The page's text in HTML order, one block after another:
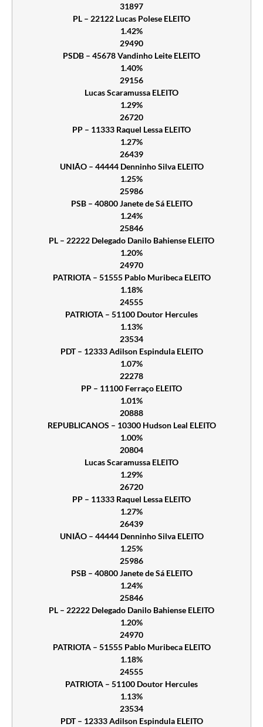
31897
PL – 22122 Lucas Polese ELEITO
1.42%
29490
PSDB – 45678 Vandinho Leite ELEITO
1.40%
29156
Lucas Scaramussa ELEITO
1.29%
26720
PP – 11333 Raquel Lessa ELEITO
1.27%
26439
UNIÃO – 44444 Denninho Silva ELEITO
1.25%
25986
PSB – 40800 Janete de Sá ELEITO
1.24%
25846
PL – 22222 Delegado Danilo Bahiense ELEITO
1.20%
24970
PATRIOTA – 51555 Pablo Muribeca ELEITO
1.18%
24555
PATRIOTA – 51100 Doutor Hercules
1.13%
23534
PDT – 12333 Adilson Espindula ELEITO
1.07%
22278
PP – 11100 Ferraço ELEITO
1.01%
20888
REPUBLICANOS – 10300 Hudson Leal ELEITO
1.00%
20804
Lucas Scaramussa ELEITO
1.29%
26720
PP – 11333 Raquel Lessa ELEITO
1.27%
26439
UNIÃO – 44444 Denninho Silva ELEITO
1.25%
25986
PSB – 40800 Janete de Sá ELEITO
1.24%
25846
PL – 22222 Delegado Danilo Bahiense ELEITO
1.20%
24970
PATRIOTA – 51555 Pablo Muribeca ELEITO
1.18%
24555
PATRIOTA – 51100 Doutor Hercules
1.13%
23534
PDT – 12333 Adilson Espindula ELEITO